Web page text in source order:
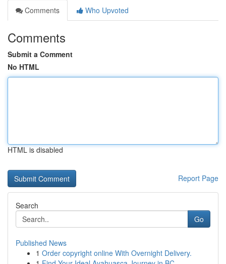
Comments
Who Upvoted
Comments
Submit a Comment
No HTML
HTML is disabled
Report Page
Search
Go
Published News
1 Order copyright online With Overnight Delivery.